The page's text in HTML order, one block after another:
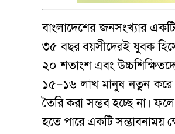
বাংলাদেশের জনসংখ্যার
৩৫ বছর বয়সীদেরই যুবক
২০ শতাংশ এবং
১৫–১৬ লাখ মানুষ নতুন করে
তৈরি করা সম্ভব হচ্ছে না।
হতে পারে একটি সম্ভাবনাময়